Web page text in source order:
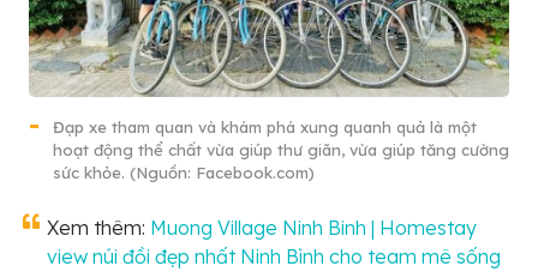
Đạp xe tham quan và khám phá xung quanh quả là một
hoạt động thể chất vừa giúp thư giãn, vừa giúp tăng cường
sức khỏe. (Nguồn: Facebook.com)
Xem thêm: Muong Village Ninh Binh | Homestay
view núi đồi đẹp nhất Ninh Bình cho team mê sống